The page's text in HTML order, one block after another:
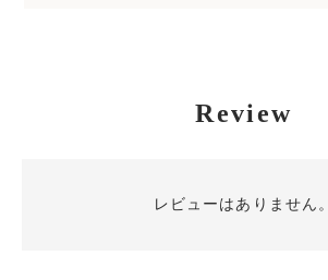
Review
レビューはありません。